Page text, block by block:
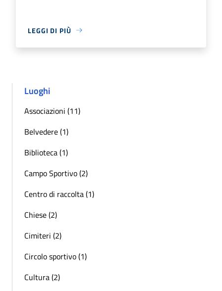
LEGGI DI PIÙ
Luoghi
Associazioni (11)
Belvedere (1)
Biblioteca (1)
Campo Sportivo (2)
Centro di raccolta (1)
Chiese (2)
Cimiteri (2)
Circolo sportivo (1)
Cultura (2)